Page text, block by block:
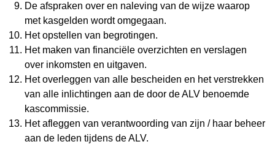
De afspraken over en naleving van de wijze waarop
met kasgelden wordt omgegaan.
Het opstellen van begrotingen.
Het maken van financiële overzichten en verslagen
over inkomsten en uitgaven.
Het overleggen van alle bescheiden en het verstrekken
van alle inlichtingen aan de door de ALV benoemde
kascommissie.
Het afleggen van verantwoording van zijn / haar beheer
aan de leden tijdens de ALV.